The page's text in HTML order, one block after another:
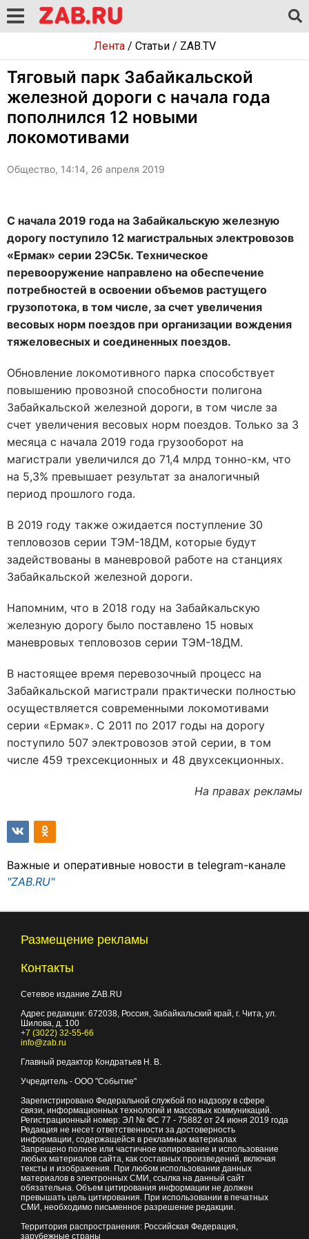
Лента/ Статьи/ ZAB.TV
Тяговый парк Забайкальской
железной дороги с начала года
пополнился 12 новыми
локомотивами
Общество, 14:14, 26 апреля 2019
С начала 2019 года на Забайкальскую железную
дорогу поступило 12 магистральных электровозов
«Ермак» серии 2ЭС5к. Техническое
перевооружение направлено на обеспечение
потребностей в освоении объемов растущего
грузопотока, в том числе, за счет увеличения
весовых норм поездов при организации вождения
тяжеловесных и соединенных поездов.
Обновление локомотивного парка способствует
повышению провозной способности полигона
Забайкальской железной дороги, в том числе за
счет увеличения весовых норм поездов. Только за 3
месяца с начала 2019 года грузооборот на
магистрали увеличился до 71,4 млрд тонно-км, что
на 5,3% превышает результат за аналогичный
период прошлого года.
В 2019 году также ожидается поступление 30
тепловозов серии ТЭМ-18ДМ, которые будут
задействованы в маневровой работе на станциях
Забайкальской железной дороги.
Напомним, что в 2018 году на Забайкальскую
железную дорогу было поставлено 15 новых
маневровых тепловозов серии ТЭМ-18ДМ.
В настоящее время перевозочный процесс на
Забайкальской магистрали практически полностью
осуществляется современными локомотивами
серии «Ермак». С 2011 по 2017 годы на дорогу
поступило 507 электровозов этой серии, в том
числе 459 трехсекционных и 48 двухсекционных.
На правах рекламы
Важные и оперативные новости в telegram-канале
"ZAB.RU"
Размещение рекламы
Контакты
Сетевое издание ZAB.RU
Адрес редакции: 672038, Россия, Забайкальский край, г. Чита, ул.
Шилова, д. 100
+7 (3022) 32-55-66
info@zab.ru
Главный редактор Кондратьев Н. В.
Учредитель - ООО "Событие"
Зарегистрировано Федеральной службой по надзору в сфере
связи, информационных технологий и массовых коммуникаций.
Регистрационный номер: ЭЛ № ФС 77 - 75882 от 24 июня 2019 года
Редакция не несет ответственности за достоверность
информации, содержащейся в рекламных материалах
Запрещено полное или частичное копирование и использование
любых материалов сайта, как составных произведений, включая
тексты и изображения. При любом использовании данных
материалов в электронных СМИ, ссылка на данный сайт
обязательна. Объем цитирования информации не должен
превышать цель цитирования. При использовании в печатных
СМИ, необходимо письменное разрешение редакции.
Территория распространения: Российская Федерация,
зарубежные страны